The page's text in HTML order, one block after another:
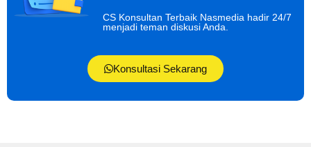
CS Konsultan Terbaik Nasmedia hadir 24/7
menjadi teman diskusi Anda.
Konsultasi Sekarang